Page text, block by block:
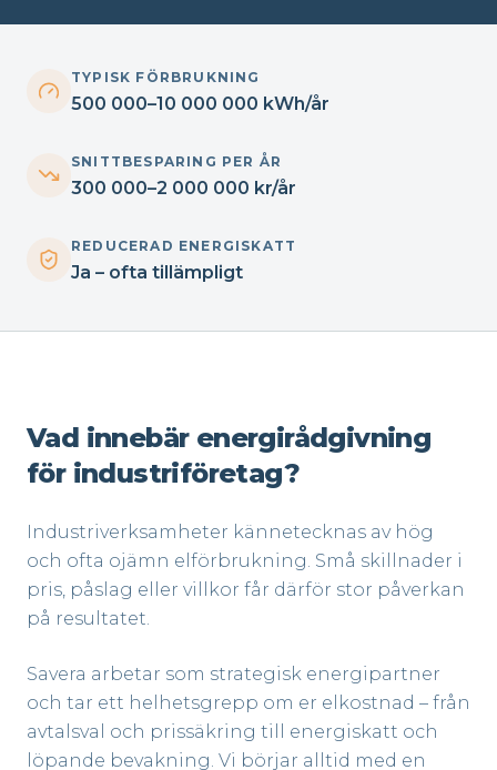
TYPISK FÖRBRUKNING
500 000–10 000 000 kWh/år
SNITTBESPARING PER ÅR
300 000–2 000 000 kr/år
REDUCERAD ENERGISKATT
Ja – ofta tillämpligt
Vad innebär energirådgivning
för industriföretag?
Industriverksamheter kännetecknas av hög
och ofta ojämn elförbrukning. Små skillnader i
pris, påslag eller villkor får därför stor påverkan
på resultatet.
Savera arbetar som strategisk energipartner
och tar ett helhetsgrepp om er elkostnad – från
avtalsval och prissäkring till energiskatt och
löpande bevakning. Vi börjar alltid med en